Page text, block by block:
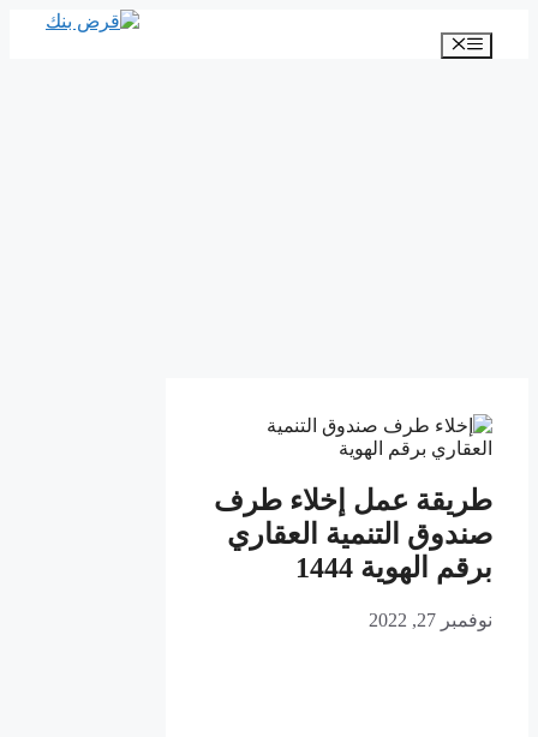
المحتوى
القائمة
طريقة عمل إخلاء طرف
صندوق التنمية العقاري
برقم الهوية 1444
نوفمبر 27, 2022